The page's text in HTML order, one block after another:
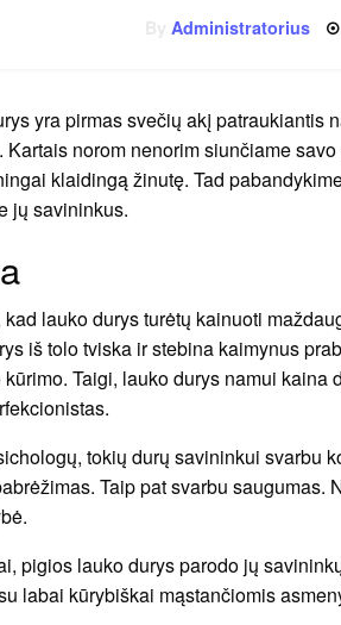
ByAdministratorius
yra pirmas svečių akį patraukiantis
Kartais norom nenorim siunčiame
klaidingą žinutę. Tad
jų savininkus.
lauko durys turėtų kainuoti
iš tolo tviska ir stebina kaimynus
Taigi, lauko durys namui
tokių durų savininkui svarbu
Taip pat svarbu
pigios lauko durys parodo jų
labai kūrybiškai mąstančiomis